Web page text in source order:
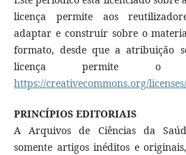
licença permite aos
adaptar e construir sobre o
formato, desde que a atribuição
licença permite o
https://creativecommons.org/
PRINCÍPIOS EDITORIAIS
A Arquivos de Ciências da
somente artigos inéditos e